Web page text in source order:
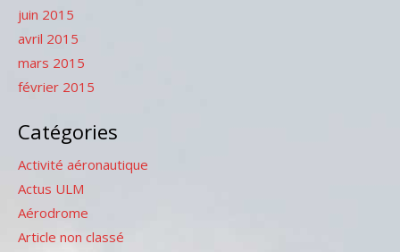
juin 2015
avril 2015
mars 2015
février 2015
Catégories
Activité aéronautique
Actus ULM
Aérodrome
Article non classé